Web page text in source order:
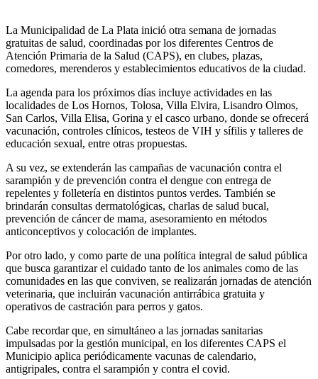
La Municipalidad de La Plata inició otra semana de jornadas
gratuitas de salud, coordinadas por los diferentes Centros de
Atención Primaria de la Salud (CAPS), en clubes, plazas,
comedores, merenderos y establecimientos educativos de la ciudad.
La agenda para los próximos días incluye actividades en las
localidades de Los Hornos, Tolosa, Villa Elvira, Lisandro Olmos,
San Carlos, Villa Elisa, Gorina y el casco urbano, donde se ofrecerá
vacunación, controles clínicos, testeos de VIH y sífilis y talleres de
educación sexual, entre otras propuestas.
A su vez, se extenderán las campañas de vacunación contra el
sarampión y de prevención contra el dengue con entrega de
repelentes y folletería en distintos puntos verdes. También se
brindarán consultas dermatológicas, charlas de salud bucal,
prevención de cáncer de mama, asesoramiento en métodos
anticonceptivos y colocación de implantes.
Por otro lado, y como parte de una política integral de salud pública
que busca garantizar el cuidado tanto de los animales como de las
comunidades en las que conviven, se realizarán jornadas de atención
veterinaria, que incluirán vacunación antirrábica gratuita y
operativos de castración para perros y gatos.
Cabe recordar que, en simultáneo a las jornadas sanitarias
impulsadas por la gestión municipal, en los diferentes CAPS el
Municipio aplica periódicamente vacunas de calendario,
antigripales, contra el sarampión y contra el covid.